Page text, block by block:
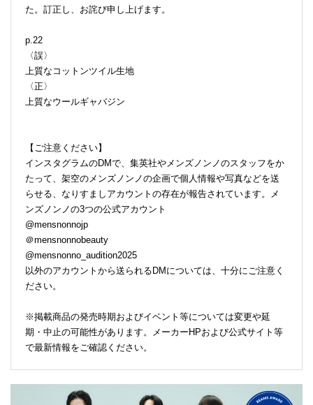
た。訂正し、お詫び申し上げます。
p.22
〈誤〉
上質なコットンツイル生地
〈正〉
上質なウールギャバジン
【ご注意ください】
インスタグラムのDMで、集英社やメンズノンノのスタッフをか
たって、架空のメンズノンノの企画で個人情報や写真などを送
らせる、なりすましアカウントの存在が報告されています。メ
ンズノンノの3つの公式アカウント
@mensnonnojp
＠mensnonnobeauty
@mensnonno_audition2025
以外のアカウントから送られるDMについては、十分にご注意く
ださい。
※掲載商品の発売時期およびイベント等については変更や延
期・中止の可能性があります。メーカーHPおよび公式サイト等
で最新情報をご確認ください。